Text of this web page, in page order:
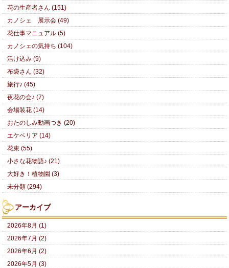
花の生産者さん (151)
カノシェ 展示会 (49)
花仕事マニュアル (5)
カノシェの気持ち (104)
活け込み (9)
布袋さん (32)
旅行♪ (45)
夜花の会♪ (7)
会場装花 (14)
おたのしみ動画つき (20)
エケベリア (14)
花束 (55)
小さな花物語♪ (21)
大好き！植物園 (3)
未分類 (294)
アーカイブ
2026年8月 (1)
2026年7月 (2)
2026年6月 (2)
2026年5月 (3)